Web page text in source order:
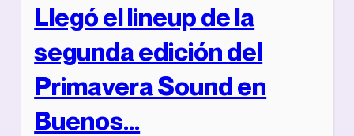
Llegó el lineup de la
segunda edición del
Primavera Sound en
Buenos...